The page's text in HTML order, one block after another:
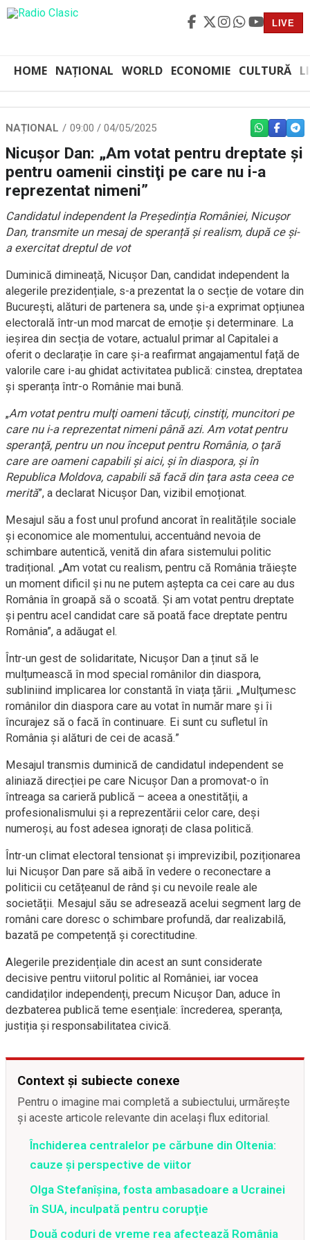
LIVE
HOME NAȚIONAL WORLD ECONOMIE CULTURĂ
NAȚIONAL 09:00 / 04/05/2025 WHATSAPP
Nicuşor Dan: „Am votat pentru dreptate şi
pentru oamenii cinstiţi pe care nu i-a
reprezentat nimeni”
Candidatul independent la Președinția României, Nicușor
Dan, transmite un mesaj de speranță și realism, după ce și-
a exercitat dreptul de vot
Duminică dimineață, Nicușor Dan, candidat independent la
alegerile prezidențiale, s-a prezentat la o secție de votare din
București, alături de partenera sa, unde și-a exprimat opțiunea
electorală într-un mod marcat de emoție și determinare. La
ieșirea din secția de votare, actualul primar al Capitalei a
oferit o declarație în care și-a reafirmat angajamentul față de
valorile care i-au ghidat activitatea publică: cinstea, dreptatea
și speranța într-o Românie mai bună.
„Am votat pentru mulţi oameni tăcuţi, cinstiţi, muncitori pe
care nu i-a reprezentat nimeni până azi. Am votat pentru
speranţă, pentru un nou început pentru România, o ţară
care are oameni capabili şi aici, şi în diaspora, şi în
Republica Moldova, capabili să facă din ţara asta ceea ce
merită”, a declarat Nicuşor Dan, vizibil emoționat.
Mesajul său a fost unul profund ancorat în realitățile sociale
și economice ale momentului, accentuând nevoia de
schimbare autentică, venită din afara sistemului politic
tradițional. „Am votat cu realism, pentru că România trăieşte
un moment dificil şi nu ne putem aştepta ca cei care au dus
România în groapă să o scoată. Şi am votat pentru dreptate
şi pentru acel candidat care să poată face dreptate pentru
România”, a adăugat el.
Într-un gest de solidaritate, Nicușor Dan a ținut să le
mulțumească în mod special românilor din diaspora,
subliniind implicarea lor constantă în viața țării. „Mulţumesc
românilor din diaspora care au votat în număr mare şi îi
încurajez să o facă în continuare. Ei sunt cu sufletul în
România şi alături de cei de acasă.”
Mesajul transmis duminică de candidatul independent se
aliniază direcției pe care Nicușor Dan a promovat-o în
întreaga sa carieră publică – aceea a onestității, a
profesionalismului și a reprezentării celor care, deși
numeroși, au fost adesea ignorați de clasa politică.
Într-un climat electoral tensionat și imprevizibil, poziționarea
lui Nicușor Dan pare să aibă în vedere o reconectare a
politicii cu cetățeanul de rând și cu nevoile reale ale
societății. Mesajul său se adresează acelui segment larg de
români care doresc o schimbare profundă, dar realizabilă,
bazată pe competență și corectitudine.
Alegerile prezidențiale din acest an sunt considerate
decisive pentru viitorul politic al României, iar vocea
candidaților independenți, precum Nicușor Dan, aduce în
dezbaterea publică teme esențiale: încrederea, speranța,
justiția și responsabilitatea civică.
Context și subiecte conexe
Pentru o imagine mai completă a subiectului, urmărește
și aceste articole relevante din același flux editorial.
Închiderea centralelor pe cărbune din Oltenia:
cauze și perspective de viitor
Olga Stefanîşina, fosta ambasadoare a Ucrainei
în SUA, inculpată pentru corupţie
Două coduri de vreme rea afectează România